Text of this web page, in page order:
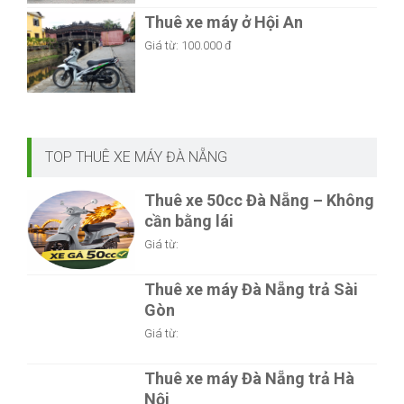
Thuê xe máy ở Hội An
Giá từ: 100.000 đ
TOP THUÊ XE MÁY ĐÀ NẴNG
Thuê xe 50cc Đà Nẵng – Không
cần bằng lái
Giá từ:
Thuê xe máy Đà Nẵng trả Sài
Gòn
Giá từ:
Thuê xe máy Đà Nẵng trả Hà
Nội